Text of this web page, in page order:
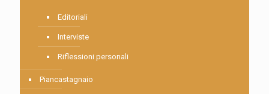
Editoriali
Interviste
Riflessioni personali
Piancastagnaio